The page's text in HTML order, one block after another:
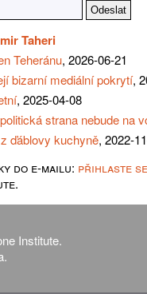
Taheri
Teheránu, 2026-06-21
bizarní mediální pokrytí,
, 2025-04-08
strana nebude na
ďáblovy kuchyně, 2022-
do e-mailu: přihlaste se
Institute.